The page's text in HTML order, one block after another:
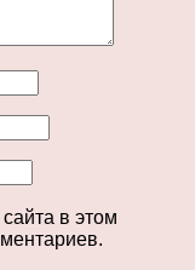
в этом